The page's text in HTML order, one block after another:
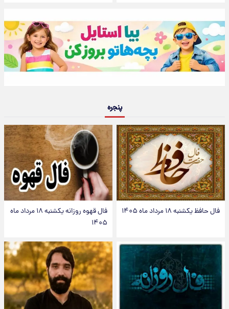
پنجره
فال حافظ یکشنبه ۱۸ مرداد ماه ۱۴۰۵
فال قهوه روزانه یکشنبه ۱۸ مرداد ماه
۱۴۰۵